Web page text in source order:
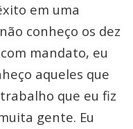
em uma
conheço os dez
mandato, eu
aqueles que
que eu fiz
gente. Eu